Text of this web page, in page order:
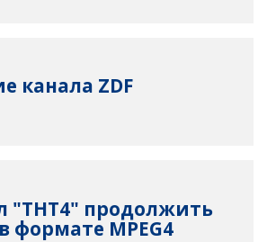
канала ZDF
"ТНТ4" продолжить
формате MPEG4